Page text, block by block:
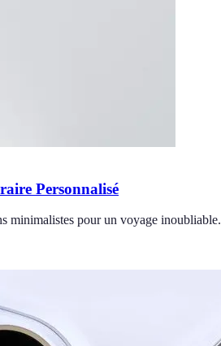
Personnalisé
minimalistes pour un voyage inoubliable.